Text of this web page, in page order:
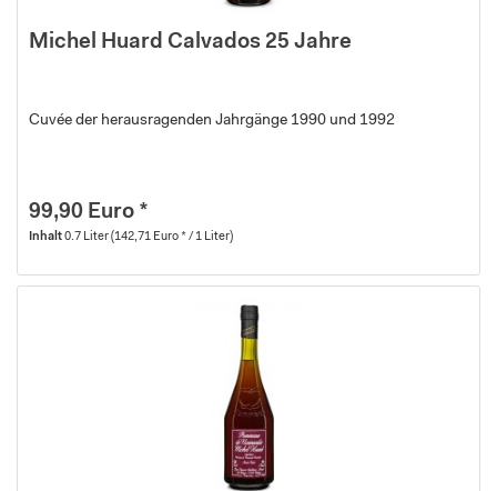
Michel Huard Calvados 25 Jahre
Cuvée der herausragenden Jahrgänge 1990 und 1992
99,90 Euro *
Inhalt0.7 Liter(142,71 Euro * / 1 Liter)